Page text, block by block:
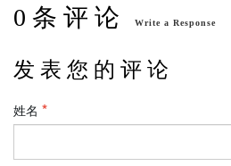
0 条 评 论 Write a Response
发 表 您 的 评 论
姓名